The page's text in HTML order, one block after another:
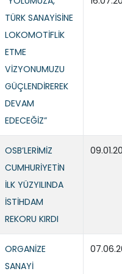
TÜRK SANAYİSİNE
LOKOMOTİFLİK
ETME
VİZYONUMUZU
GÜÇLENDİREREK
DEVAM
EDECEĞİZ”
OSB’LERİMİZ
CUMHURİYETİN
İLK YÜZYILINDA
İSTİHDAM
REKORU KIRDI
ORGANİZE
SANAYİ